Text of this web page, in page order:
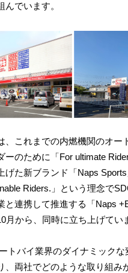
んでいます。
これまでの内燃機関のオー
ーのために「For ultimate
げた新ブランド「Naps Sports
Riders.」という理念で
と連携して推進する「Naps
月から、同時に立ち上げてい
バイ業界のダイナミックな
、両社でどのような取り組み